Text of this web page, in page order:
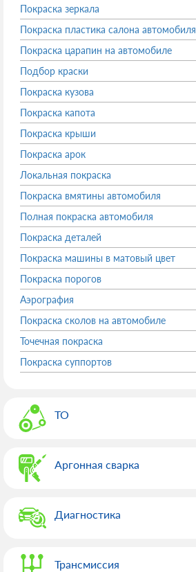
Покраска зеркала
Покраска пластика салона автомобиля
Покраска царапин на автомобиле
Подбор краски
Покраска кузова
Покраска капота
Покраска крыши
Покраска арок
Локальная покраска
Покраска вмятины автомобиля
Полная покраска автомобиля
Покраска деталей
Покраска машины в матовый цвет
Покраска порогов
Аэрография
Покраска сколов на автомобиле
Точечная покраска
Покраска суппортов
ТО
Аргонная сварка
Диагностика
Трансмиссия